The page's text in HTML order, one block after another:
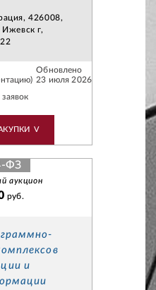
426008,
Ижевск г,
Обновлено
23 июля 2026
V
ФЗ
аукцион
руб.
и